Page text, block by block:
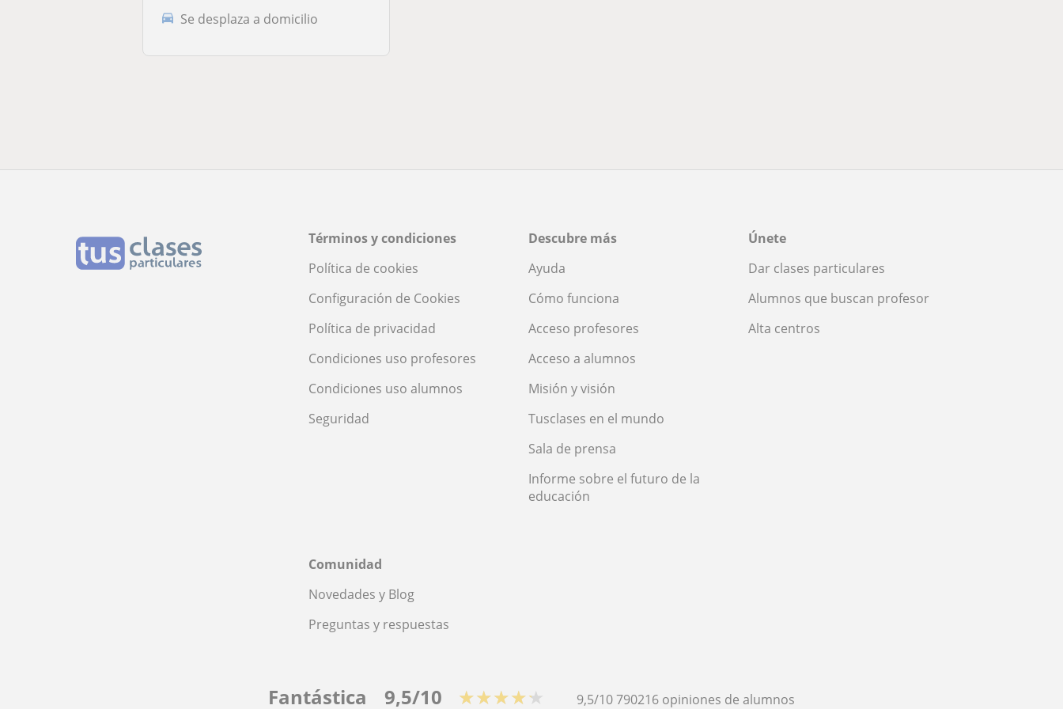
Se desplaza a domicilio
Términos y condiciones
Política de cookies
Configuración de Cookies
Política de privacidad
Condiciones uso profesores
Condiciones uso alumnos
Seguridad
Descubre más
Ayuda
Cómo funciona
Acceso profesores
Acceso a alumnos
Misión y visión
Tusclases en el mundo
Sala de prensa
Informe sobre el futuro de la
educación
Únete
Dar clases particulares
Alumnos que buscan profesor
Alta centros
Comunidad
Novedades y Blog
Preguntas y respuestas
Fantástica 9,5/10 ★★★★★ 9,5/10790216 opiniones de alumnos